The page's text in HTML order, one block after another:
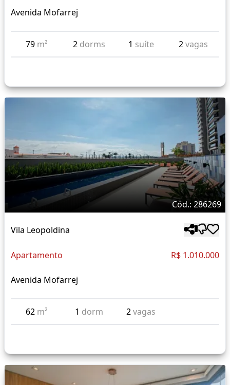
Avenida Mofarrej
79 m² 2 dorms 1 suíte 2vagas
Cód.: 286269
Vila Leopoldina
Apartamento R$ 1.010.000
Avenida Mofarrej
62 m² 1 dorm 2vagas